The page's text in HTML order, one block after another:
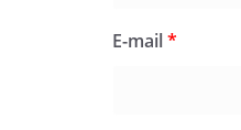
E-mail*